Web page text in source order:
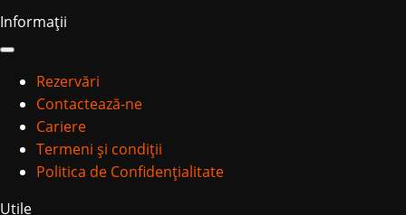
Informații
Rezervări
Contactează-ne
Cariere
Termeni și condiții
Politica de Confidențialitate
Utile